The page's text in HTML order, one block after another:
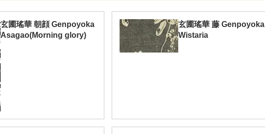
玄圃瑤華 朝顔 Genpoyoka
Asagao(Morning glory)
玄圃瑤華 藤 Genpoyoka
Wistaria